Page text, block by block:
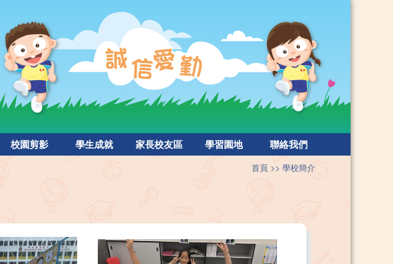
校園剪影 學生成就 家長校友區 學習園地 聯絡我們
首頁 學校簡介